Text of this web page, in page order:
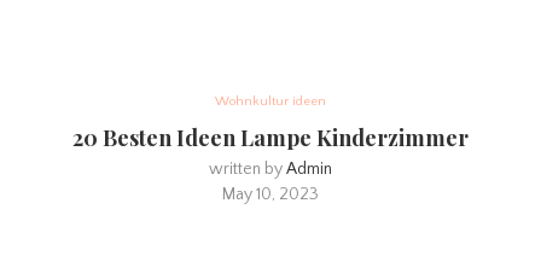
Wohnkultur ideen
20 Besten Ideen Lampe Kinderzimmer
written byAdmin
May 10, 2023